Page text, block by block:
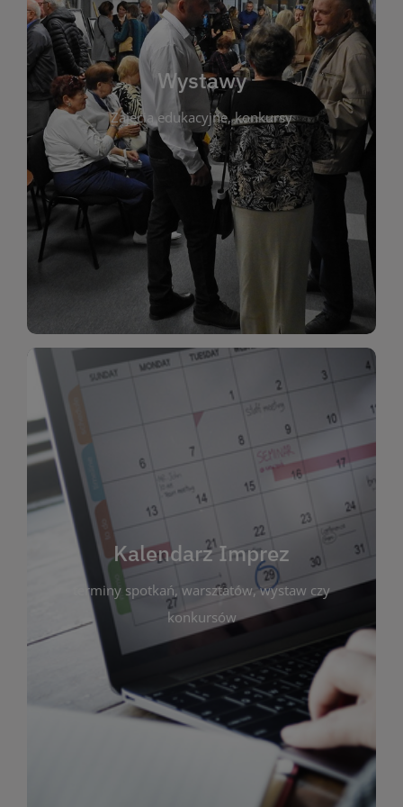
Wystawy
Zajęcia edukacyjne, konkursy
Wystawy
Biblioteka organizuje prezentujące zarówno
sztukę lokalnych twórców, jak i zbiory tematyczne.
W tej sekcji znajdziesz informacje o aktualnych
ekspozycjach oraz archiwum wystaw z
poprzednich lat. Prezentowane prace obejmują
malarstwo, fotografię, rękodzieło i inne formy
artystyczne. Każda wystawa to wyjątkowa okazja
do kontaktu z kulturą i sztuką w przestrzeni
biblioteki. Serdecznie zapraszamy wszystkich
Kalendarz Imprez
terminy spotkań, warsztatów, wystaw czy
konkursów
Kalendarz Imprez
Zakładka ta gromadzi wszystkie planowane
wydarzenia kulturalne i edukacyjne organizowane
przez bibliotekę. Możesz tu sprawdzić terminy
spotkań, warsztatów, wystaw czy konkursów.
Dzięki przejrzystemu kalendarzowi łatwo
zaplanujesz udział w interesujących Cię
wydarzeniach. Aktualizujemy harmonogram na
bieżąco, by zawsze był zgodny z planem pracy
biblioteki. Zapraszamy do śledzenia i uczestnictwa
w życiu kulturalnym miasta!
WIĘCEJ